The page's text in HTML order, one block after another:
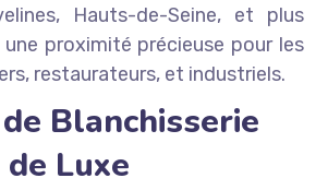
Hauts-de-Seine, et plus
proximité précieuse pour les
restaurateurs, et industriels.
Blanchisserie
Luxe